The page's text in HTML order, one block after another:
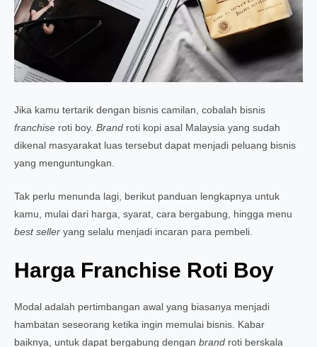
Jika kamu tertarik dengan bisnis camilan, cobalah bisnis
franchise roti boy. Brand roti kopi asal Malaysia yang sudah
dikenal masyarakat luas tersebut dapat menjadi peluang bisnis
yang menguntungkan.
Tak perlu menunda lagi, berikut panduan lengkapnya untuk
kamu, mulai dari harga, syarat, cara bergabung, hingga menu
best seller yang selalu menjadi incaran para pembeli.
Harga Franchise Roti Boy
Modal adalah pertimbangan awal yang biasanya menjadi
hambatan seseorang ketika ingin memulai bisnis. Kabar
baiknya, untuk dapat bergabung dengan brand roti berskala